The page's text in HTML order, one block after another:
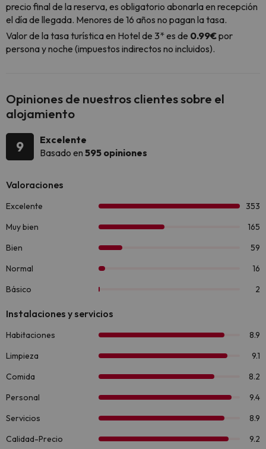
precio final de la reserva, es obligatorio abonarla en recepción
el día de llegada. Menores de 16 años no pagan la tasa.
Valor de la tasa turística en Hotel de 3* es de 0.99€por
persona y noche (impuestos indirectos no incluidos).
Opiniones de nuestros clientes sobre el
alojamiento
9
Excelente
Basado en 595 opiniones